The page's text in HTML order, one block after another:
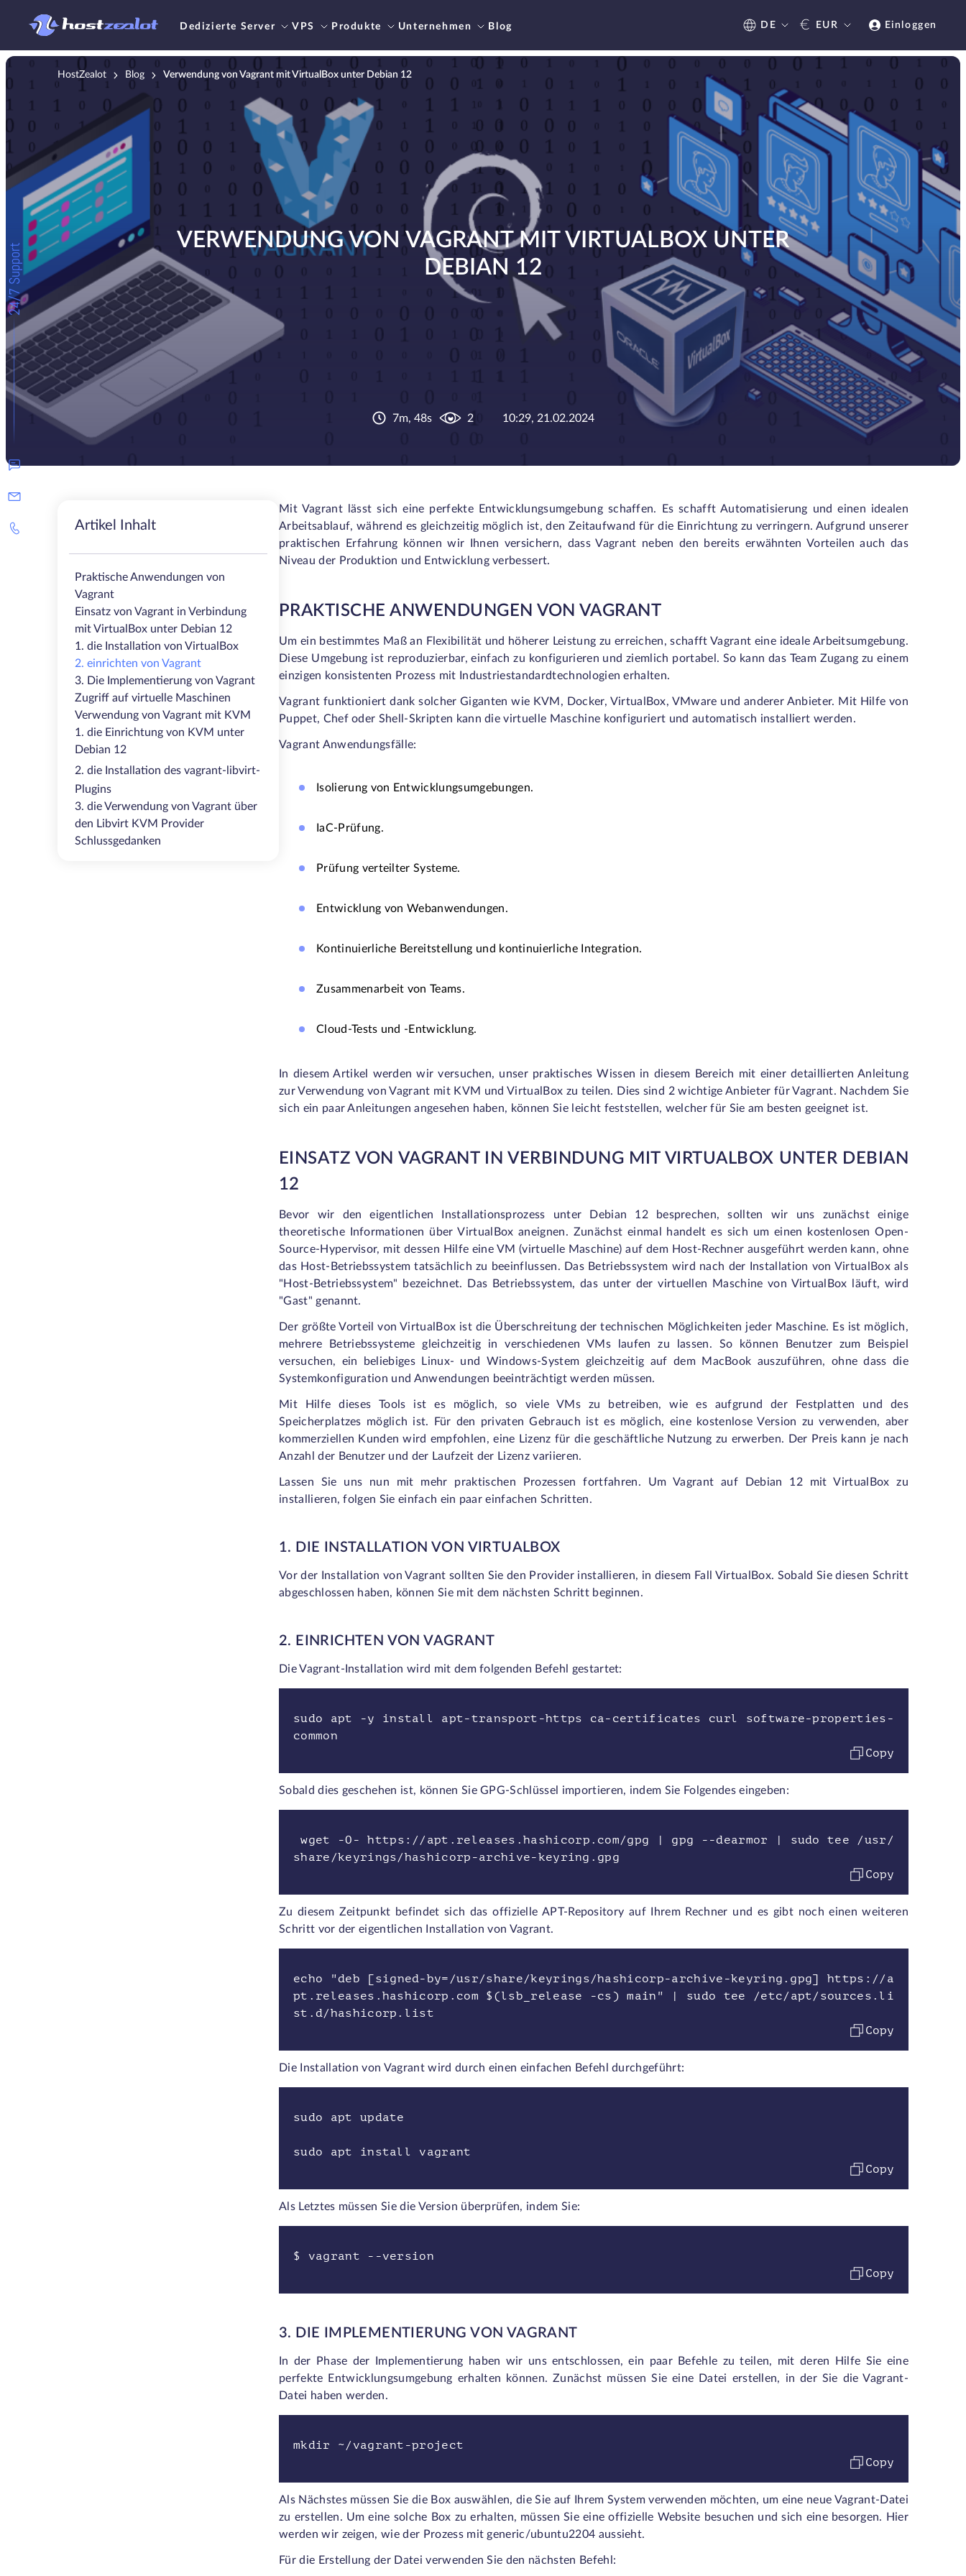
Dedizierte Server VPS Produkte Unternehmen Blog DE € EUR Einloggen
24/7 Support
HostZealot Blog Verwendung von Vagrant mit VirtualBox unter Debian 12
VERWENDUNG VON VAGRANT MIT VIRTUALBOX UNTER
DEBIAN 12
7m, 48s 2 10:29, 21.02.2024
Artikel Inhalt
Praktische Anwendungen von
Vagrant
Einsatz von Vagrant in Verbindung
mit VirtualBox unter Debian 12
1. die Installation von VirtualBox
2. einrichten von Vagrant
3. Die Implementierung von Vagrant
Zugriff auf virtuelle Maschinen
Verwendung von Vagrant mit KVM
1. die Einrichtung von KVM unter
Debian 12
2. die Installation des vagrant-libvirt-
Plugins
3. die Verwendung von Vagrant über
den Libvirt KVM Provider
Schlussgedanken
Mit Vagrant lässt sich eine perfekte Entwicklungsumgebung schaffen. Es schafft Automatisierung und einen idealen
Arbeitsablauf, während es gleichzeitig möglich ist, den Zeitaufwand für die Einrichtung zu verringern. Aufgrund unserer
praktischen Erfahrung können wir Ihnen versichern, dass Vagrant neben den bereits erwähnten Vorteilen auch das
Niveau der Produktion und Entwicklung verbessert.
PRAKTISCHE ANWENDUNGEN VON VAGRANT
Um ein bestimmtes Maß an Flexibilität und höherer Leistung zu erreichen, schafft Vagrant eine ideale Arbeitsumgebung.
Diese Umgebung ist reproduzierbar, einfach zu konfigurieren und ziemlich portabel. So kann das Team Zugang zu einem
einzigen konsistenten Prozess mit Industriestandardtechnologien erhalten.
Vagrant funktioniert dank solcher Giganten wie KVM, Docker, VirtualBox, VMware und anderer Anbieter. Mit Hilfe von
Puppet, Chef oder Shell-Skripten kann die virtuelle Maschine konfiguriert und automatisch installiert werden.
Vagrant Anwendungsfälle:
Isolierung von Entwicklungsumgebungen.
IaC-Prüfung.
Prüfung verteilter Systeme.
Entwicklung von Webanwendungen.
Kontinuierliche Bereitstellung und kontinuierliche Integration.
Zusammenarbeit von Teams.
Cloud-Tests und -Entwicklung.
In diesem Artikel werden wir versuchen, unser praktisches Wissen in diesem Bereich mit einer detaillierten Anleitung
zur Verwendung von Vagrant mit KVM und VirtualBox zu teilen. Dies sind 2 wichtige Anbieter für Vagrant. Nachdem Sie
sich ein paar Anleitungen angesehen haben, können Sie leicht feststellen, welcher für Sie am besten geeignet ist.
EINSATZ VON VAGRANT IN VERBINDUNG MIT VIRTUALBOX UNTER DEBIAN
12
Bevor wir den eigentlichen Installationsprozess unter Debian 12 besprechen, sollten wir uns zunächst einige
theoretische Informationen über VirtualBox aneignen. Zunächst einmal handelt es sich um einen kostenlosen Open-
Source-Hypervisor, mit dessen Hilfe eine VM (virtuelle Maschine) auf dem Host-Rechner ausgeführt werden kann, ohne
das Host-Betriebssystem tatsächlich zu beeinflussen. Das Betriebssystem wird nach der Installation von VirtualBox als
"Host-Betriebssystem" bezeichnet. Das Betriebssystem, das unter der virtuellen Maschine von VirtualBox läuft, wird
"Gast" genannt.
Der größte Vorteil von VirtualBox ist die Überschreitung der technischen Möglichkeiten jeder Maschine. Es ist möglich,
mehrere Betriebssysteme gleichzeitig in verschiedenen VMs laufen zu lassen. So können Benutzer zum Beispiel
versuchen, ein beliebiges Linux- und Windows-System gleichzeitig auf dem MacBook auszuführen, ohne dass die
Systemkonfiguration und Anwendungen beeinträchtigt werden müssen.
Mit Hilfe dieses Tools ist es möglich, so viele VMs zu betreiben, wie es aufgrund der Festplatten und des
Speicherplatzes möglich ist. Für den privaten Gebrauch ist es möglich, eine kostenlose Version zu verwenden, aber
kommerziellen Kunden wird empfohlen, eine Lizenz für die geschäftliche Nutzung zu erwerben. Der Preis kann je nach
Anzahl der Benutzer und der Laufzeit der Lizenz variieren.
Lassen Sie uns nun mit mehr praktischen Prozessen fortfahren. Um Vagrant auf Debian 12 mit VirtualBox zu
installieren, folgen Sie einfach ein paar einfachen Schritten.
1. DIE INSTALLATION VON VIRTUALBOX
Vor der Installation von Vagrant sollten Sie den Provider installieren, in diesem Fall VirtualBox. Sobald Sie diesen Schritt
abgeschlossen haben, können Sie mit dem nächsten Schritt beginnen.
2. EINRICHTEN VON VAGRANT
Die Vagrant-Installation wird mit dem folgenden Befehl gestartet:
sudo apt -y install apt-transport-https ca-certificates curl software-properties-
common
Copy
Sobald dies geschehen ist, können Sie GPG-Schlüssel importieren, indem Sie Folgendes eingeben:
wget -O- https://apt.releases.hashicorp.com/gpg | gpg --dearmor | sudo tee /usr/
share/keyrings/hashicorp-archive-keyring.gpg
Copy
Zu diesem Zeitpunkt befindet sich das offizielle APT-Repository auf Ihrem Rechner und es gibt noch einen weiteren
Schritt vor der eigentlichen Installation von Vagrant.
echo "deb [signed-by=/usr/share/keyrings/hashicorp-archive-keyring.gpg] https://a
pt.releases.hashicorp.com $(lsb_release -cs) main" | sudo tee /etc/apt/sources.li
st.d/hashicorp.list
Copy
Die Installation von Vagrant wird durch einen einfachen Befehl durchgeführt:
sudo apt update
sudo apt install vagrant
Copy
Als Letztes müssen Sie die Version überprüfen, indem Sie:
$ vagrant --version
Copy
3. DIE IMPLEMENTIERUNG VON VAGRANT
In der Phase der Implementierung haben wir uns entschlossen, ein paar Befehle zu teilen, mit deren Hilfe Sie eine
perfekte Entwicklungsumgebung erhalten können. Zunächst müssen Sie eine Datei erstellen, in der Sie die Vagrant-
Datei haben werden.
mkdir ~/vagrant-project
Copy
Als Nächstes müssen Sie die Box auswählen, die Sie auf Ihrem System verwenden möchten, um eine neue Vagrant-Datei
zu erstellen. Um eine solche Box zu erhalten, müssen Sie eine offizielle Website besuchen und sich eine besorgen. Hier
werden wir zeigen, wie der Prozess mit generic/ubuntu2204 aussieht.
Für die Erstellung der Datei verwenden Sie den nächsten Befehl: